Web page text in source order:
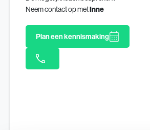
Neem contact op metInne
Plan een kennismaking